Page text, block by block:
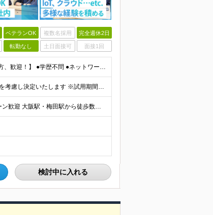
ベテランOK 複数名採用 完全週休2日
転勤なし 土日面接可 面接1回
【インフラ領域でさらに上流・キャリアアップを目指したい方、歓迎！】 ●学歴不問 ●ネットワーク構築経験（5年以上） ●PM経験（3年以上） ★「運用保守から設計・構築にステップアップしたい」 ★「将
◇月給38万円～45万円＋賞与年2回 ※お持ちの経験・スキルを考慮し決定いたします ※試用期間3ヶ月（給与・待遇に差異はありません） ※残業代は時間分支給いたします 《手厚い待遇も充実！》 ★昇給年
≪リモートワークOK！併用して働く社員多数◎≫ ★U・Iターン歓迎 大阪駅・梅田駅から徒歩数分のお取引先企業オフィスで勤務となります！ ＼その他当社の事業所もご紹介／ 【東京事業所】 東京都千代田
検討中に入れる